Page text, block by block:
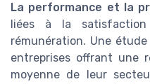
La performance et la
liées à la
rémunération. Une
entreprises offrant une
moyenne de leur